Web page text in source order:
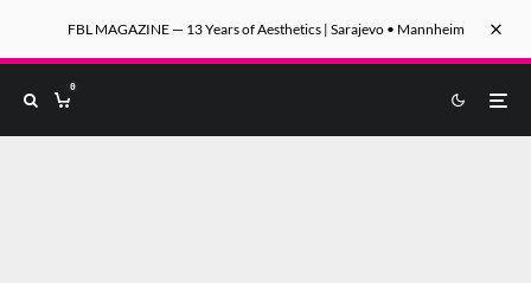
FBL MAGAZINE — 13 Years of Aesthetics | Sarajevo • Mannheim
0